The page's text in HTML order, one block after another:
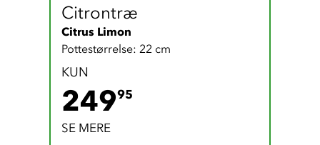
Citrontræ
Citrus Limon
Pottestørrelse: 22 cm
KUN
24995
SE MERE